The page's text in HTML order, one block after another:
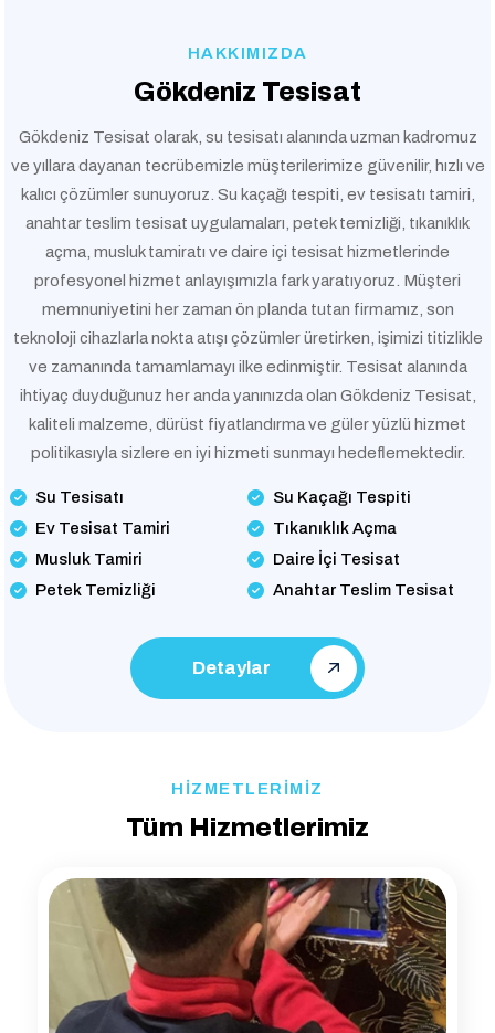
HAKKIMIZDA
Gökdeniz Tesisat
Gökdeniz Tesisat olarak, su tesisatı alanında uzman kadromuz
ve yıllara dayanan tecrübemizle müşterilerimize güvenilir, hızlı ve
kalıcı çözümler sunuyoruz. Su kaçağı tespiti, ev tesisatı tamiri,
anahtar teslim tesisat uygulamaları, petek temizliği, tıkanıklık
açma, musluk tamiratı ve daire içi tesisat hizmetlerinde
profesyonel hizmet anlayışımızla fark yaratıyoruz. Müşteri
memnuniyetini her zaman ön planda tutan firmamız, son
teknoloji cihazlarla nokta atışı çözümler üretirken, işimizi titizlikle
ve zamanında tamamlamayı ilke edinmiştir. Tesisat alanında
ihtiyaç duyduğunuz her anda yanınızda olan Gökdeniz Tesisat,
kaliteli malzeme, dürüst fiyatlandırma ve güler yüzlü hizmet
politikasıyla sizlere en iyi hizmeti sunmayı hedeflemektedir.
Su Tesisatı
Su Kaçağı Tespiti
Ev Tesisat Tamiri
Tıkanıklık Açma
Musluk Tamiri
Daire İçi Tesisat
Petek Temizliği
Anahtar Teslim Tesisat
Detaylar
HİZMETLERİMİZ
Tüm Hizmetlerimiz